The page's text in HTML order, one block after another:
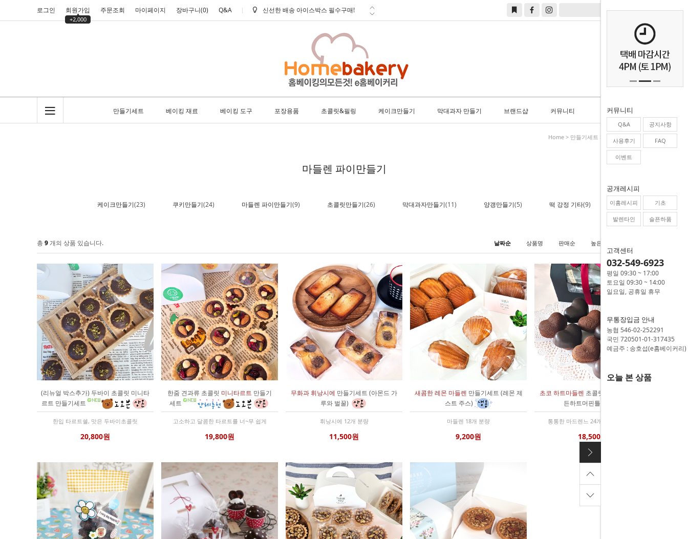
로그인 회원가입
+2,000
주문조회 마이페이지 장바구니(0) Q&A
신선한 배송 아이스박스 필수구매!
학교 ㆍ 공공기관 후불 주문 안내
배송 안내 (토요일에도 택배출고 및
사은품 안내
만들기세트 베이킹 재료 베이킹 도구 포장용품 초콜릿&필링 케이크만들기 막대과자 만들기 브랜드샵 커뮤니티 커뮤니티
Q&A 공지사항
사용후기 FAQ
이벤트
공개레시피
이홈레시피 기초
발렌타인 슬픈하품
고객센터
032-549-6923
평일 09:30 ~ 17:00
토요일 09:30 ~ 14:00
일요일, 공휴일 휴무
무통장입금 안내
농협 546-02-252291
국민 720501-01-317435
예금주 : 송호섭(e홈베이커리)
오늘 본 상품
Home > 만들기세트 > 마들렌 파이만들기
마들렌 파이만들기
케이크만들기(23) 쿠키만들기(24) 마들렌 파이만들기(9) 초콜릿만들기(26) 막대과자만들기(11) 양갱만들기(5) 떡 강정 기타(9)
총 9개의 상품 있습니다. 날짜순 상품명 판매순 높은가격
(리뉴얼 박스추가) 두바이 초콜릿 미니타
르트 만들기세트
한입 타르트쉘, 맛은 두바이초콜릿
20,800원
한줌 견과류 초콜릿 미니타르트 만들기
세트
고소하고 달콤한 타르트를 너~무 쉽게
19,800원
무화과 휘낭시에 만들기세트 (아몬드 가
루와 벌꿀)
휘낭시에 12개 분량
11,500원
새콤한 레몬 마들렌 만들기세트 (레몬 제
스트 주스)
마들렌 18개 분량
9,200원
초코 하트마들렌 초콜릿 만들기세트 (골
든하트머핀틀)
통통한 마드렌느 24개 분량 / 팬 포함
18,500원